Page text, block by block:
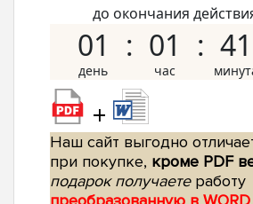
до окончания
01 01 41
+
Наш сайт выгодно
при покупке, кроме PDF
подарок получаетеработу